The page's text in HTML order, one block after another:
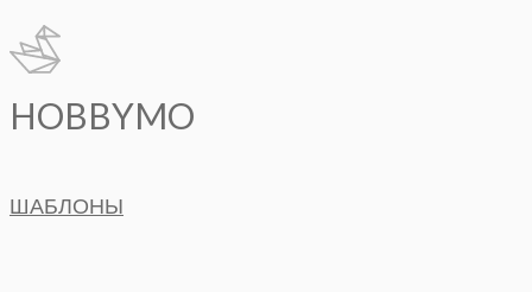
Перейти
к
содержимому
HOBBYMO
ШАБЛОНЫ